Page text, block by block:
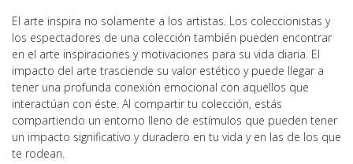
El arte inspira no solamente a los artistas. Los coleccionistas y
los espectadores de una colección también pueden encontrar
en el arte inspiraciones y motivaciones para su vida diaria. El
impacto del arte trasciende su valor estético y puede llegar a
tener una profunda conexión emocional con aquellos que
interactúan con éste. Al compartir tu colección, estás
compartiendo un entorno lleno de estímulos que pueden tener
un impacto significativo y duradero en tu vida y en las de los que
te rodean.